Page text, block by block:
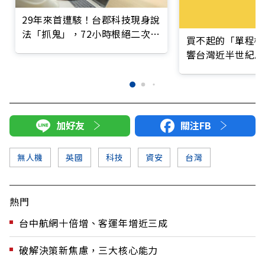
29年來首遭駭！台郡科技現身說
法「抓鬼」，72小時根絕二次攻
買不起的「單程
響台灣近半世紀
加好友 關注FB
無人機 英國 科技 資安 台灣
熱門
台中航網十倍增、客運年增近三成
破解決策新焦慮，三大核心能力